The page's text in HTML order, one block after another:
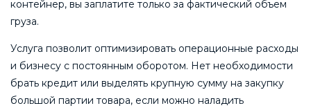
контейнер, вы заплатите только за фактический объем
груза.
Услуга позволит оптимизировать операционные расходы
и бизнесу с постоянным оборотом. Нет необходимости
брать кредит или выделять крупную сумму на закупку
большой партии товара, если можно наладить